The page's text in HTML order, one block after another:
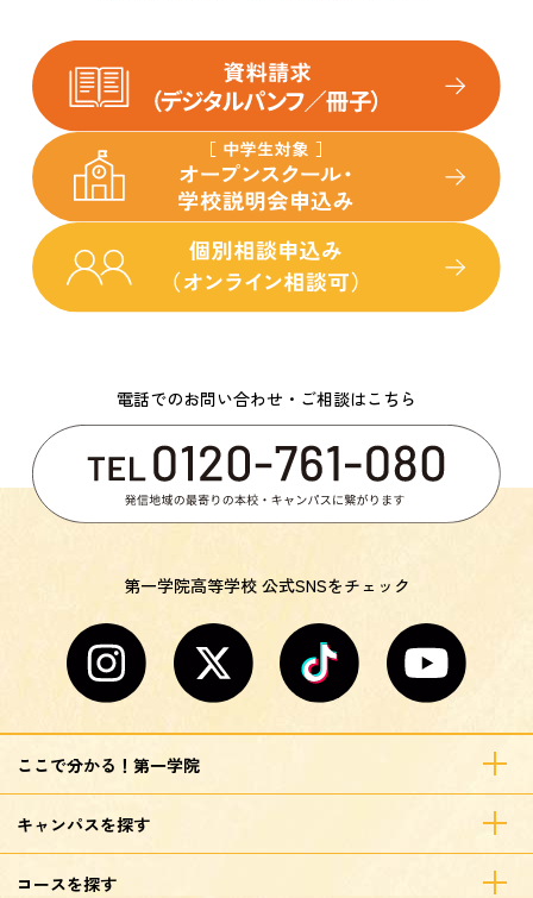
電話でのお問い合わせ・ご相談はこちら
第一学院高等学校 公式SNSをチェック
ここで分かる！第一学院
キャンパスを探す
コースを探す